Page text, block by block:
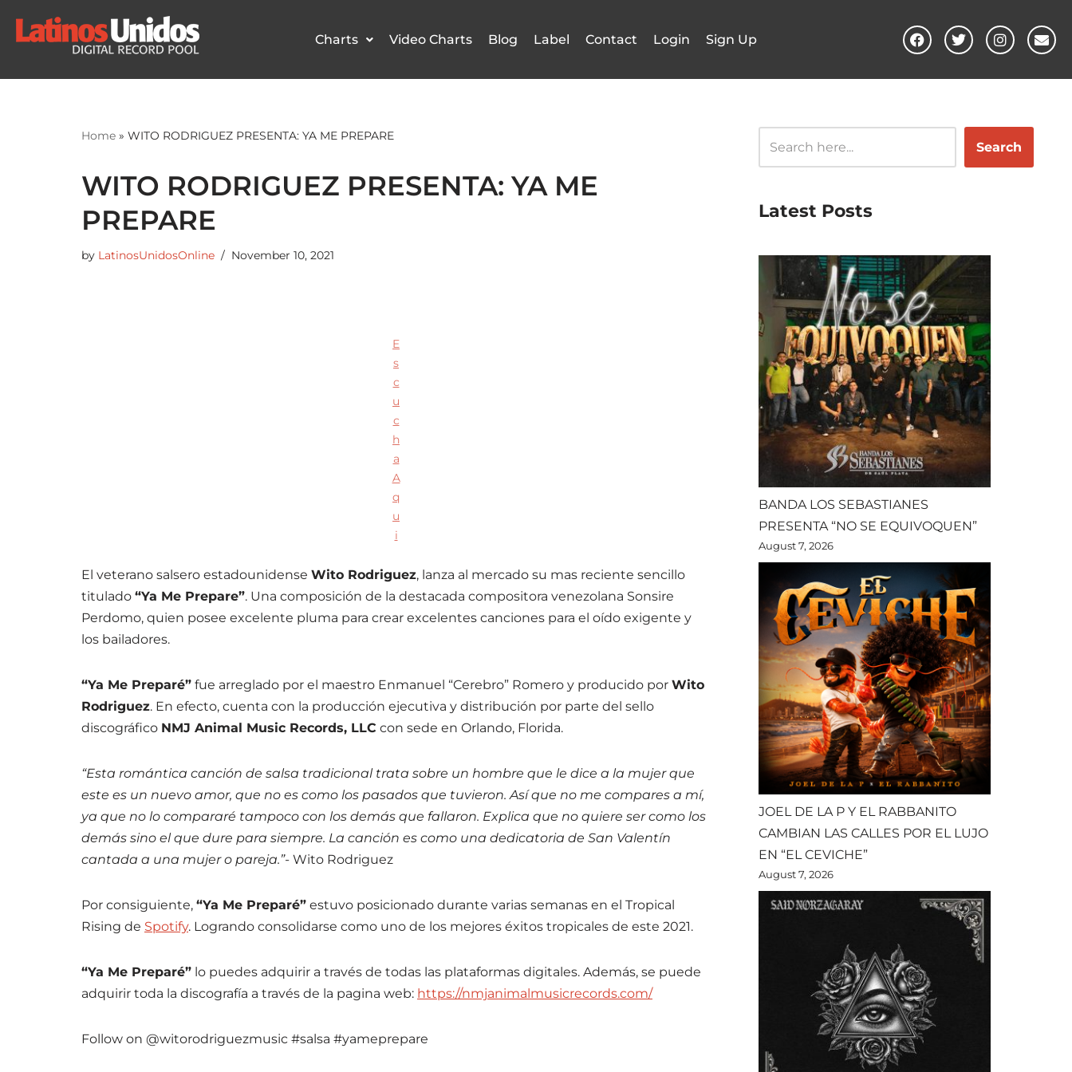
Skip
Charts Video Charts Blog Label Contact Login Sign Up
Home » WITO RODRIGUEZ PRESENTA: YA ME PREPARE
WITO RODRIGUEZ PRESENTA: YA ME
PREPARE
by LatinosUnidosOnline November 10, 2021
E
s
c
u
c
h
a
A
q
u
i
El veterano salsero estadounidense Wito Rodriguez, lanza al mercado su mas reciente sencillo
titulado “Ya Me Prepare”. Una composición de la destacada compositora venezolana Sonsire
Perdomo, quien posee excelente pluma para crear excelentes canciones para el oído exigente y
los bailadores.
“Ya Me Preparé” fue arreglado por el maestro Enmanuel “Cerebro” Romero y producido por Wito
Rodriguez. En efecto, cuenta con la producción ejecutiva y distribución por parte del sello
discográfico NMJ Animal Music Records, LLC con sede en Orlando, Florida.
“Esta romántica canción de salsa tradicional trata sobre un hombre que le dice a la mujer que
este es un nuevo amor, que no es como los pasados ​​que tuvieron. Así que no me compares a mí,
ya que no lo compararé tampoco con los demás que fallaron. Explica que no quiere ser como los
demás sino el que dure para siempre. La canción es como una dedicatoria de San Valentín
cantada a una mujer o pareja.”- Wito Rodriguez
Por consiguiente, “Ya Me Preparé” estuvo posicionado durante varias semanas en el Tropical
Rising de Spotify. Logrando consolidarse como uno de los mejores éxitos tropicales de este 2021.
“Ya Me Preparé” lo puedes adquirir a través de todas las plataformas digitales. Además, se puede
adquirir toda la discografía a través de la pagina web: https://nmjanimalmusicrecords.com/
Follow on @witorodriguezmusic #salsa #yameprepare
Search
Latest Posts
BANDA LOS SEBASTIANES
PRESENTA “NO SE EQUIVOQUEN”
August 7, 2026
JOEL DE LA P Y EL RABBANITO
CAMBIAN LAS CALLES POR EL LUJO
EN “EL CEVICHE”
August 7, 2026